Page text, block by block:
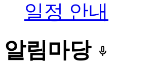
일정 안내
알림마당 keyboard_voice